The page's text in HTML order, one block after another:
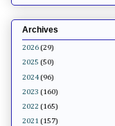
Archives
2026 (29)
2025 (50)
2024 (96)
2023 (160)
2022 (165)
2021 (157)